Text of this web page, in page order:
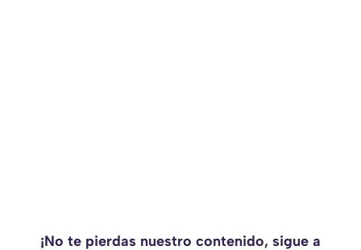
¡No te pierdas nuestro contenido, sigue a